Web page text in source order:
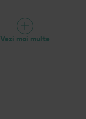
Vezi mai multe